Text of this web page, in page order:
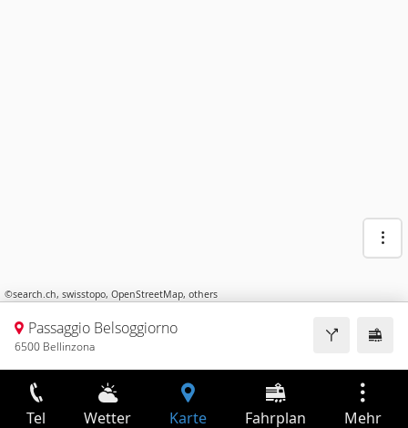
©search.ch, swisstopo, OpenStreetMap, others
Passaggio Belsoggiorno
6500 Bellinzona
Tel Wetter Karte Fahrplan Mehr